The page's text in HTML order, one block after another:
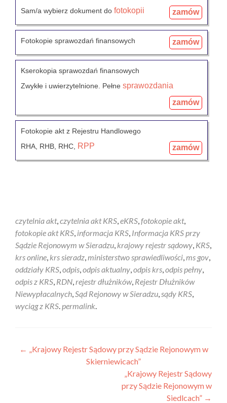
Sam/a wybierz dokument do fotokopii zamów
Fotokopie sprawozdań finansowych zamów
Kserokopia sprawozdań finansowych
Zwykłe i uwierzytelnione. Pełne sprawozdania
zamów
Fotokopie akt z Rejestru Handlowego
RHA, RHB, RHC,
RPP zamów
czytelnia akt,czytelnia akt KRS,eKRS,fotokopie akt,
fotokopie akt KRS, informacja KRS, Informacja KRS przy
Sądzie Rejonowym w Sieradzu, krajowy rejestr sądowy, KRS,
krs online, krs sieradz,ministerstwo sprawiedliwości,ms gov,
oddziały KRS,odpis,odpis aktualny,odpis krs,odpis pełny,
odpis z KRS, RDN,rejestr dłużników, Rejestr Dłużników
Niewypłacalnych,Sąd Rejonowy w Sieradzu,sądy KRS,
wyciąg z KRS.permalink.
← „Krajowy Rejestr Sądowy przy Sądzie Rejonowym w
Skierniewicach”
„Krajowy Rejestr Sądowy
przy Sądzie Rejonowym w
Siedlcach” →